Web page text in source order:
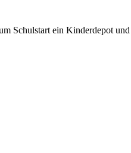
Schulstart ein Kinderdepot